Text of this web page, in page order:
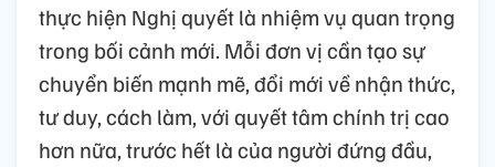
thực hiện Nghị quyết là nhiệm vụ quan trọng
trong bối cảnh mới. Mỗi đơn vị cần tạo sự
chuyển biến mạnh mẽ, đổi mới về nhận thức,
tư duy, cách làm, với quyết tâm chính trị cao
hơn nữa, trước hết là của người đứng đầu,